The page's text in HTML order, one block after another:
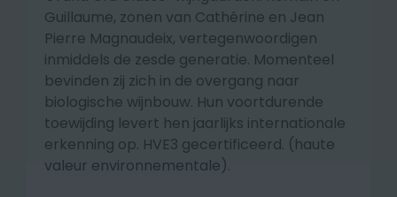
Guillaume, zonen van Cathérine en Jean
Pierre Magnaudeix, vertegenwoordigen
inmiddels de zesde generatie. Momenteel
bevinden zij zich in de overgang naar
biologische wijnbouw. Hun voortdurende
toewijding levert hen jaarlijks internationale
erkenning op. HVE3 gecertificeerd. (haute
valeur environnementale).